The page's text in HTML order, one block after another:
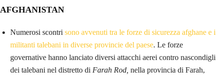
AFGHANISTAN
Numerosi scontri sono avvenuti tra le forze di sicurezza afghane e i
militanti talebani in diverse provincie del paese. Le forze
governative hanno lanciato diversi attacchi aerei contro nascondigli
dei talebani nel distretto di Farah Rod, nella provincia di Farah,